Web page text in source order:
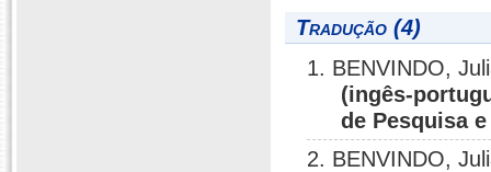
Tradução (4)
1. BENVINDO,
(ingês-
de Pesquisa
2. BENVINDO,